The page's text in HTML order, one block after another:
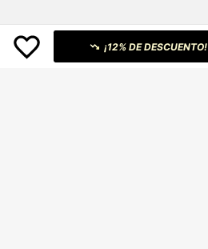
¡12% DE DESCUENTO!